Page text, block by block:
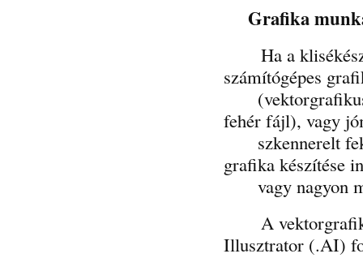
Grafika
Ha a
számítógépes
(vektorgrafikus
fehér fájl), vagy
szkennerelt
grafika készítése
vagy nagyon
A
Illusztrator (.AI)